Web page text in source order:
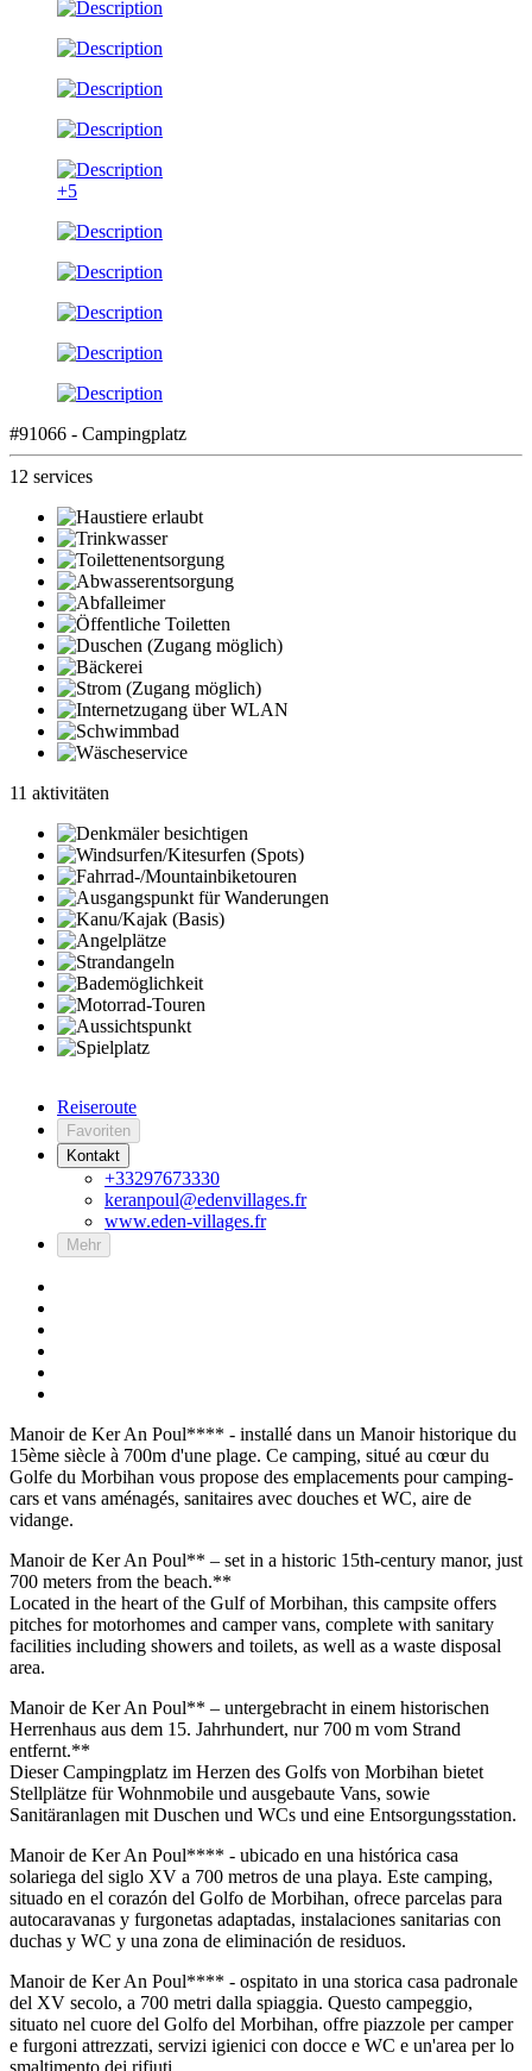
+5
#91066 - Campingplatz
12 services
11 aktivitäten
Reiseroute
Favoriten
Kontakt
+33297673330
keranpoul@edenvillages.fr
www.eden-villages.fr
Mehr
Manoir de Ker An Poul**** - installé dans un Manoir historique du
15ème siècle à 700m d'une plage. Ce camping, situé au cœur du
Golfe du Morbihan vous propose des emplacements pour camping-
cars et vans aménagés, sanitaires avec douches et WC, aire de
vidange.
Manoir de Ker An Poul** – set in a historic 15th-century manor, just
700 meters from the beach.**
Located in the heart of the Gulf of Morbihan, this campsite offers
pitches for motorhomes and camper vans, complete with sanitary
facilities including showers and toilets, as well as a waste disposal
area.
Manoir de Ker An Poul** – untergebracht in einem historischen
Herrenhaus aus dem 15. Jahrhundert, nur 700 m vom Strand
entfernt.**
Dieser Campingplatz im Herzen des Golfs von Morbihan bietet
Stellplätze für Wohnmobile und ausgebaute Vans, sowie
Sanitäranlagen mit Duschen und WCs und eine Entsorgungsstation.
Manoir de Ker An Poul**** - ubicado en una histórica casa
solariega del siglo XV a 700 metros de una playa. Este camping,
situado en el corazón del Golfo de Morbihan, ofrece parcelas para
autocaravanas y furgonetas adaptadas, instalaciones sanitarias con
duchas y WC y una zona de eliminación de residuos.
Manoir de Ker An Poul**** - ospitato in una storica casa padronale
del XV secolo, a 700 metri dalla spiaggia. Questo campeggio,
situato nel cuore del Golfo del Morbihan, offre piazzole per camper
e furgoni attrezzati, servizi igienici con docce e WC e un'area per lo
smaltimento dei rifiuti.